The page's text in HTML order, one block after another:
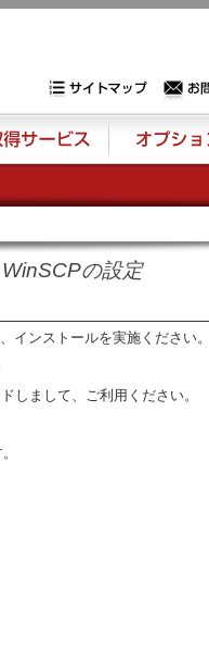
WinSCPの設定
インストールを実施ください。
しまして、ご利用ください。
ビス オプション